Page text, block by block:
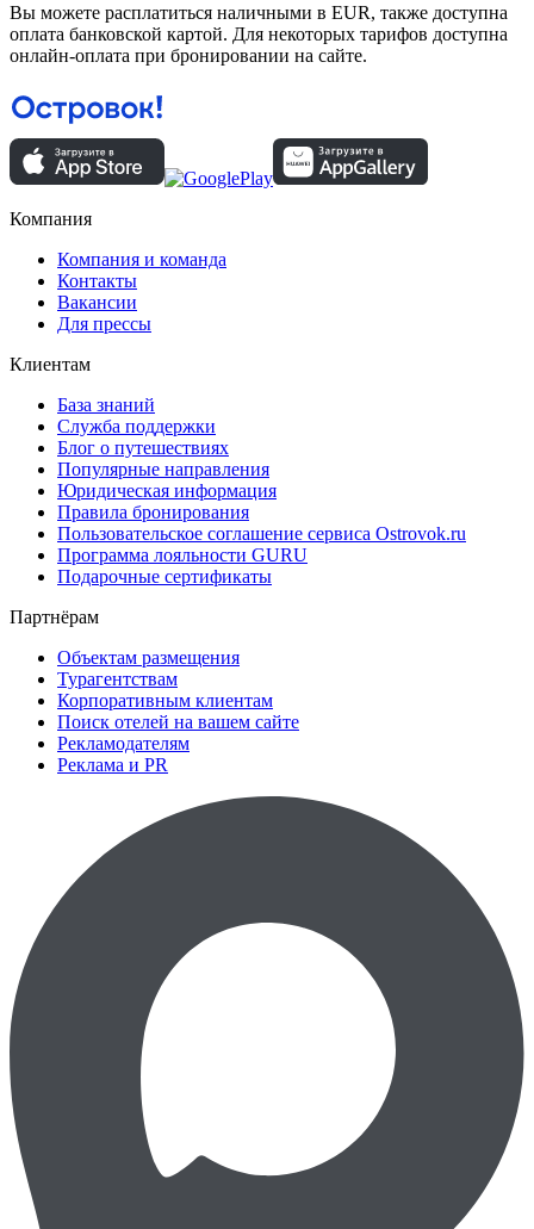
Вы можете расплатиться наличными в EUR, также доступна
оплата банковской картой. Для некоторых тарифов доступна
онлайн-оплата при бронировании на сайте.
Компания
Компания и команда
Контакты
Вакансии
Для прессы
Клиентам
База знаний
Служба поддержки
Блог о путешествиях
Популярные направления
Юридическая информация
Правила бронирования
Пользовательское соглашение сервиса Ostrovok.ru
Программа лояльности GURU
Подарочные сертификаты
Партнёрам
Объектам размещения
Турагентствам
Корпоративным клиентам
Поиск отелей на вашем сайте
Рекламодателям
Реклама и PR